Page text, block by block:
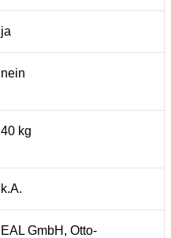
ja
nein
40 kg
k.A.
EAL GmbH, Otto-